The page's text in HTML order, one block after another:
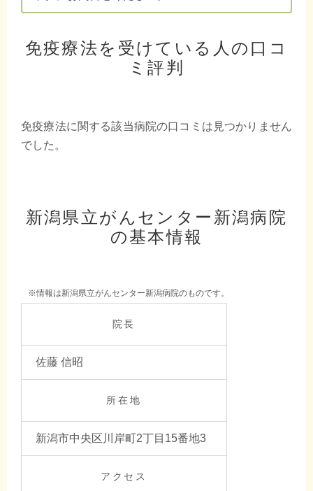
免疫療法を受けている人の口コ
ミ評判
免疫療法に関する該当病院の口コミは見つかりません
でした。
新潟県立がんセンター新潟病院
の基本情報
※情報は新潟県立がんセンター新潟病院のものです。
院長
佐藤 信昭
所在地
新潟市中央区川岸町2丁目15番地3
アクセス